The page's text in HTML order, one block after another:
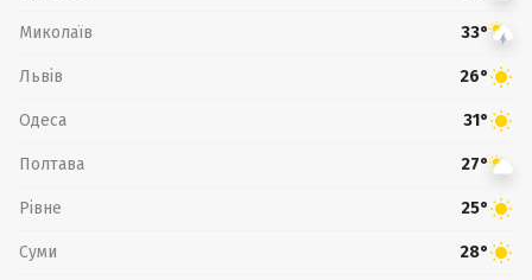
Миколаїв 33°
Львів 26°
Одеса 31°
Полтава 27°
Рівне 25°
Суми 28°